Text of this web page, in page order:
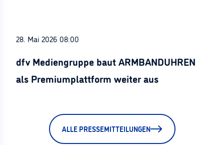
28. Mai 2026 08:00
dfv Mediengruppe baut ARMBANDUHREN
als Premiumplattform weiter aus
ALLE PRESSEMITTEILUNGEN